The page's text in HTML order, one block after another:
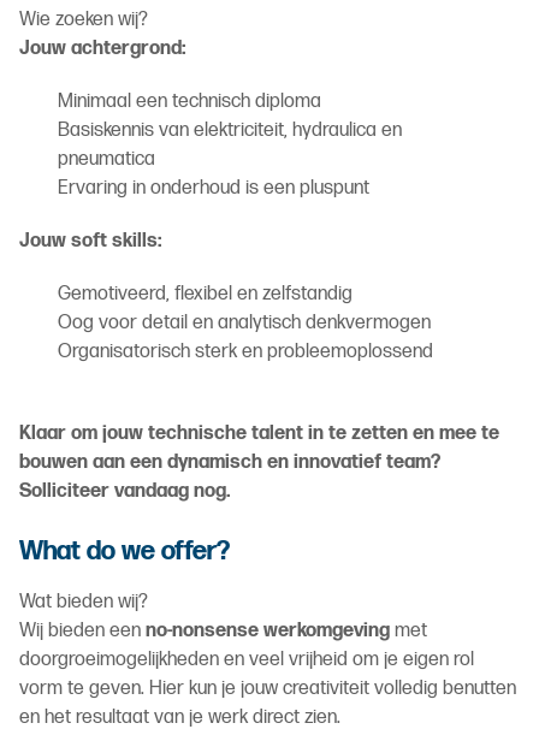
Wie zoeken wij?
Jouw achtergrond:
Minimaal een technisch diploma
Basiskennis van elektriciteit, hydraulica en
pneumatica
Ervaring in onderhoud is een pluspunt
Jouw soft skills:
Gemotiveerd, flexibel en zelfstandig
Oog voor detail en analytisch denkvermogen
Organisatorisch sterk en probleemoplossend
Klaar om jouw technische talent in te zetten en mee te
bouwen aan een dynamisch en innovatief team?
Solliciteer vandaag nog.
What do we offer?
Wat bieden wij?
Wij bieden een no-nonsense werkomgeving met
doorgroeimogelijkheden en veel vrijheid om je eigen rol
vorm te geven. Hier kun je jouw creativiteit volledig benutten
en het resultaat van je werk direct zien.